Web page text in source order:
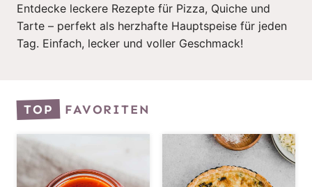
Entdecke leckere Rezepte für Pizza, Quiche und
Tarte – perfekt als herzhafte Hauptspeise für jeden
Tag. Einfach, lecker und voller Geschmack!
TOP FAVORITEN